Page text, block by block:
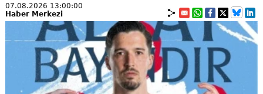
07.08.2026 13:00:00
Haber Merkezi